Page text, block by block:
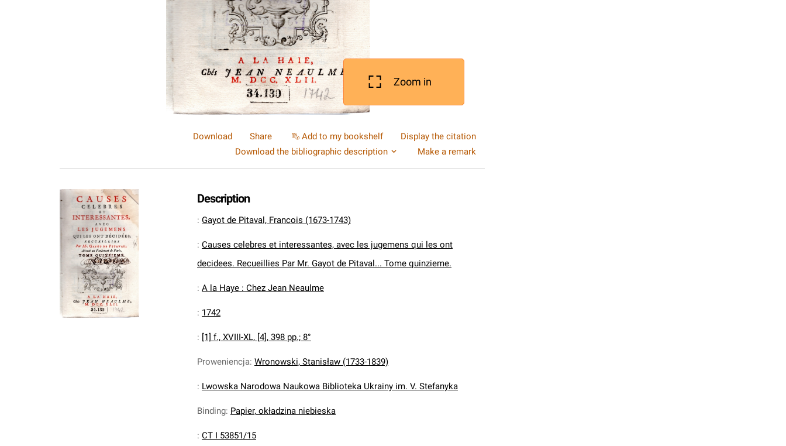
Zoom in
Download Share Add to my bookshelf
Display the citation
Download the bibliographic description
Make a remark
Description
: Gayot de Pitaval, Francois (1673-1743)
: Causes celebres et interessantes, avec les jugemens qui les ont
decidees. Recueillies Par Mr. Gayot de Pitaval... Tome quinzieme.
: A la Haye : Chez Jean Neaulme
: 1742
: [1] f., XVIII-XL, [4], 398 pp.; 8°
Proweniencja: Wronowski, Stanisław (1733-1839)
: Lwowska Narodowa Naukowa Biblioteka Ukrainy im. V. Stefanyka
Binding: Papier, okładzina niebieska
: CT I 53851/15